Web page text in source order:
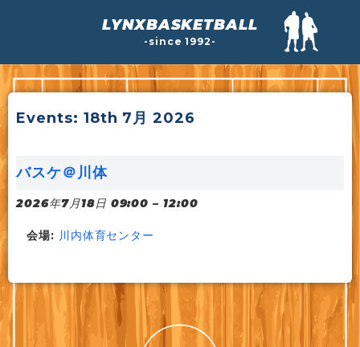
LYNXBASKETBALL
-since 1992-
Events: 18th 7月 2026
バスケ＠川体
2026年7月18日 09:00 – 12:00
会場: 川内体育センター